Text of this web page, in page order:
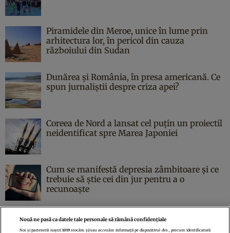
Piramidele din Meroe, unice în lume prin
arhitectura lor, în pericol din cauza
războiului din Sudan
Dunărea și România, în presa americană. Ce
spun jurnaliștii despre criza apei?
Coreea de Nord a lansat cel puțin un proiectil
neidentificat spre Marea Japoniei
Cum se manifestă depresia zâmbitoare și ce
trebuie să știe cei din jur pentru a o
recunoaște
Nouă ne pasă ca datele tale personale să rămână confidențiale
Noi și partenerii noștri1019 stocăm și/sau accesăm informații pe dispozitivul dvs., precum identificatorii